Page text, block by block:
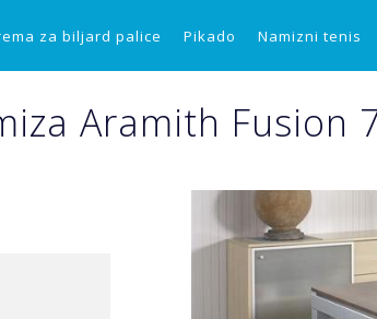
za biljard palice Pikado Namizni tenis
Aramith Fusion